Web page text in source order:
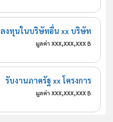
ลงทุนในบริษัทอื่น xx บริษัท
มูลค่า xxx,xxx,xxx ฿
รับงานภาครัฐ xx โครงการ
มูลค่า xxx,xxx,xxx ฿